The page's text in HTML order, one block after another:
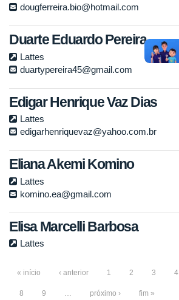
dougferreira.bio@hotmail.com
Duarte Eduardo Pereira
Lattes
duartypereira45@gmail.com
Edigar Henrique Vaz Dias
Lattes
edigarhenriquevaz@yahoo.com.br
Eliana Akemi Komino
Lattes
komino.ea@gmail.com
Elisa Marcelli Barbosa
Lattes
« início ‹ anterior 1 2 3 4
8 9 … próximo › fim »